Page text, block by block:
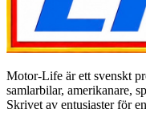
Motor-Life är ett svenskt
samlarbilar, amerikanare,
Skrivet av entusiaster för